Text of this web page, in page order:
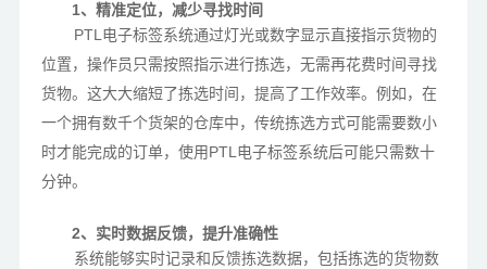
1、精准定位，减少寻找时间
PTL电子标签系统通过灯光或数字显示直接指示货物的
位置，操作员只需按照指示进行拣选，无需再花费时间寻找
货物。这大大缩短了拣选时间，提高了工作效率。例如，在
一个拥有数千个货架的仓库中，传统拣选方式可能需要数小
时才能完成的订单，使用PTL电子标签系统后可能只需数十
分钟。
2、实时数据反馈，提升准确性
系统能够实时记录和反馈拣选数据，包括拣选的货物数